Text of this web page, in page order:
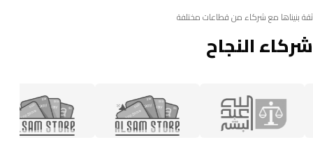
ثقة بنيناها مع شركاء من قطاعات مختلفة
شركاء النجاح